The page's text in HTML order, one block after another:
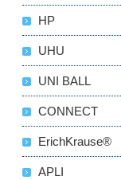
HP
UHU
UNI BALL
CONNECT
ErichKrause®
APLI